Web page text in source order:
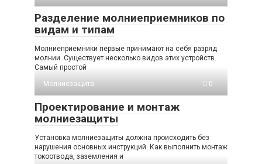
Разделение молниеприемников по
видам и типам
Молниеприемники первые принимают на себя разряд
молнии. Существует несколько видов этих устройств.
Самый простой
Молниезащита
0
Проектирование и монтаж
молниезащиты
Установка молниезащиты должна происходить без
нарушения основных инструкций. Как выполнить монтаж
токоотвода, заземления и